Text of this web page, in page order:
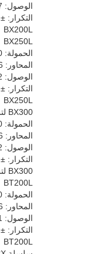
الوصول: 2،597 ملم
التكرار: ± 0.2 مم
BX200L
BX250L
الحمولة: 250 كجم
المحاور: 6
الوصول: 2812 ملم
التكرار: ± 0.2 مم
BX250L
BX300 لتر
الحمولة: 300 كجم
المحاور: 6
الوصول: 2812 ملم
التكرار: ± 0.2 مم
BX300 لتر
BT200L
الحمولة: 200 كجم
المحاور: 6
الوصول: 3151 ملم
التكرار: ± 0.2 مم
BT200L